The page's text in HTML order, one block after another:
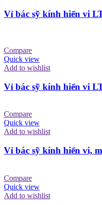
Vỉ bác sỹ kính hiển vi
Compare
Quick view
Add to wishlist
Vỉ bác sỹ kính hiển vi
Compare
Quick view
Add to wishlist
Vỉ bác sỹ kính hiển vi,
Compare
Quick view
Add to wishlist